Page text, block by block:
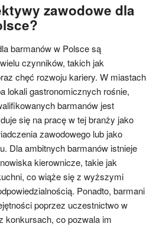
zawodowe dla
barmanów w Polsce są
czynników, takich jak
chęć rozwoju kariery. W miastach
lokali gastronomicznych rośnie,
barmanów jest
się na pracę w tej branży jako
zawodowego lub jako
Dla ambitnych barmanów istnieje
kierownicze, takie jak
co wiąże się z wyższymi
Ponadto, barmani
poprzez uczestnictwo w
konkursach, co pozwala im